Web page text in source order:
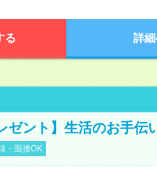
る 詳
ゼント】生活のお手伝
・面接OK